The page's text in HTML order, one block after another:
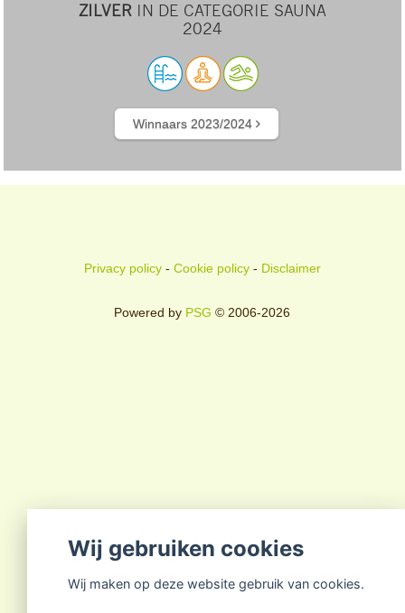
ZILVER IN DE CATEGORIE SAUNA
2024
Winnaars 2023/2024
Privacy policy- Cookie policy- Disclaimer
Powered by PSG © 2006-2026
Wij gebruiken cookies
Wij maken op deze website gebruik van cookies.